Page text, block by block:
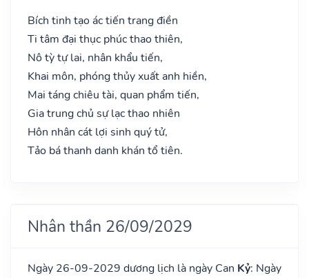
Bích tinh tạo ác tiến trang điền
Ti tâm đại thục phúc thao thiên,
Nô tỳ tự lai, nhân khẩu tiến,
Khai môn, phóng thủy xuất anh hiền,
Mai táng chiêu tài, quan phẩm tiến,
Gia trung chủ sự lạc thao nhiên
Hôn nhân cát lợi sinh quý tử,
Tảo bá thanh danh khán tổ tiên.
Nhân thần 26/09/2029
Ngày 26-09-2029 dương lịch là ngày Can Kỷ: Ngày